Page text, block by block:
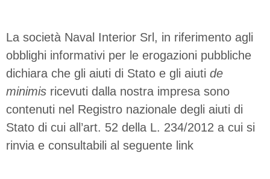
La società Naval Interior Srl, in riferimento agli
obblighi informativi per le erogazioni pubbliche
dichiara che gli aiuti di Stato e gli aiuti de
minimis ricevuti dalla nostra impresa sono
contenuti nel Registro nazionale degli aiuti di
Stato di cui all’art. 52 della L. 234/2012 a cui si
rinvia e consultabili al seguente link